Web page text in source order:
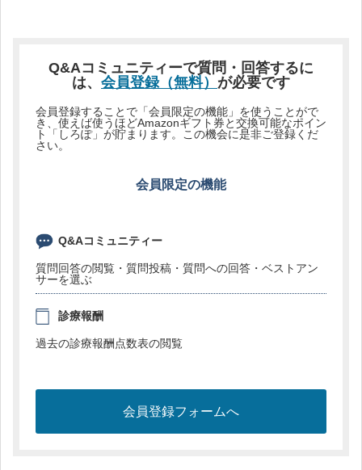
Q&Aコミュニティーで質問・回答するに
は、 会員登録（無料） が必要です
会員登録することで「会員限定の機能」を使うことがで
き、使えば使うほどAmazonギフト券と交換可能なポイン
ト「しろぽ」が貯まります。この機会に是非ご登録くだ
さい。
会員限定の機能
Q&Aコミュニティー
質問回答の閲覧・質問投稿・質問への回答・ベストアン
サーを選ぶ
診療報酬
過去の診療報酬点数表の閲覧
会員登録フォームへ